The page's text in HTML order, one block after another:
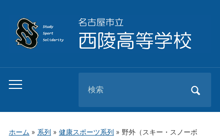
Toggle
menu
for:
ホーム » 系列 » 健康スポーツ系列 » 野外（スキー・スノーボ